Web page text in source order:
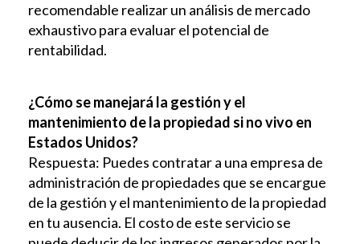
recomendable realizar un análisis de mercado
exhaustivo para evaluar el potencial de
rentabilidad.
¿Cómo se manejará la gestión y el
mantenimiento de la propiedad si no vivo en
Estados Unidos?
Respuesta: Puedes contratar a una empresa de
administración de propiedades que se encargue
de la gestión y el mantenimiento de la propiedad
en tu ausencia. El costo de este servicio se